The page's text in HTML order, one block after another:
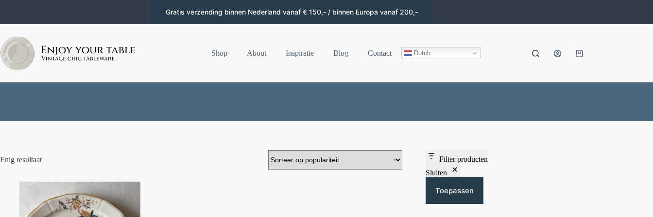
Gratis verzending binnen Nederland vanaf € 150,- / binnen Europa vanaf 200,-
Shop About Inspiratie Blog Contact Dutch
Enig resultaat
Filter producten
Sluiten
Toepassen